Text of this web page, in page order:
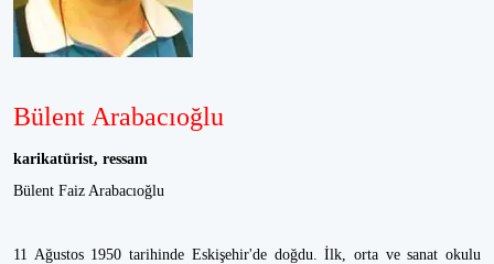
Bülent Arabacıoğlu
karikatürist, ressam
Bülent Faiz Arabacıoğlu
11 Ağustos 1950 tarihinde Eskişehir'de doğdu. İlk, orta ve sanat okulu